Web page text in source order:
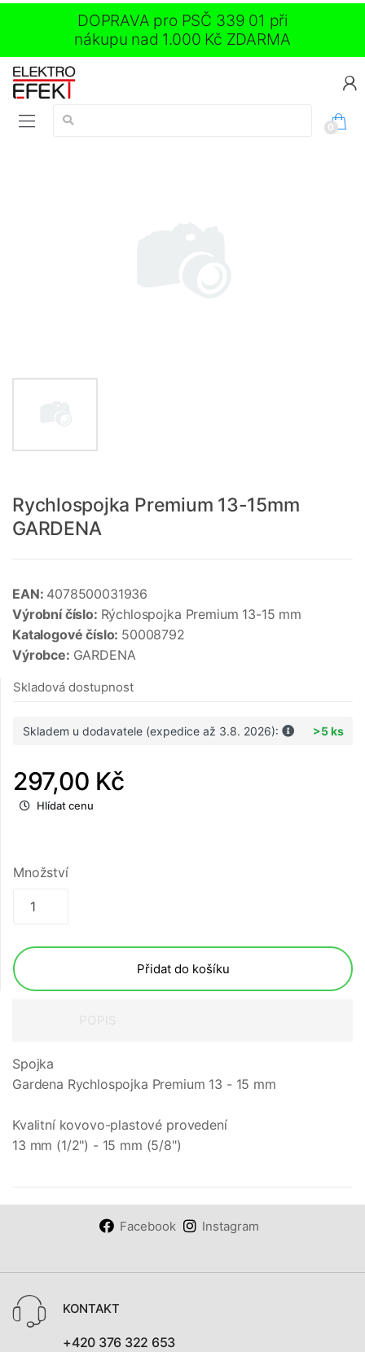
DOPRAVA pro PSČ 339 01 při
nákupu nad 1.000 Kč ZDARMA
Vyhledávání:
0
Rychlospojka Premium 13-15mm
GARDENA
EAN: 4078500031936
Výrobní číslo: Rýchlospojka Premium 13-15 mm
Katalogové číslo: 50008792
Výrobce: GARDENA
Skladová dostupnost
Skladem u dodavatele (expedice až 3.8. 2026): >5 ks
297,00 Kč
Hlídat cenu
Množství
Přidat do košíku
Spojka
Gardena Rychlospojka Premium 13 - 15 mm
Kvalitní kovovo-plastové provedení
13 mm (1/2") - 15 mm (5/8")
Facebook Instagram
KONTAKT
+420 376 322 653